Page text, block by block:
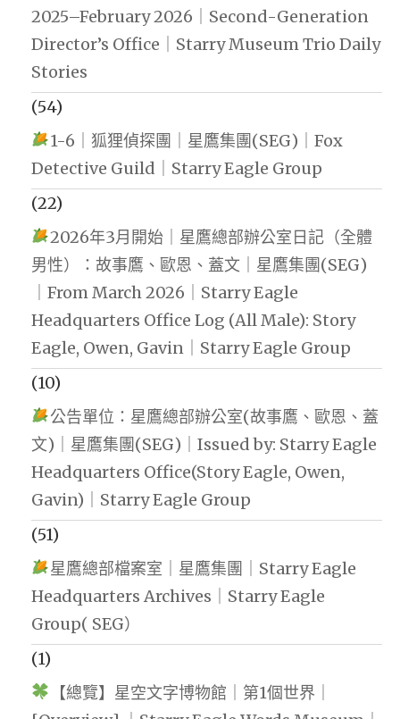
2025–February 2026｜Second-Generation
Director’s Office｜Starry Museum Trio Daily
Stories
(54)
1-6｜狐狸偵探團｜星鷹集團(SEG)｜Fox
Detective Guild｜Starry Eagle Group
(22)
2026年3月開始｜星鷹總部辦公室日記（全體
男性）：故事鷹、歐恩、蓋文｜星鷹集團(SEG)
｜From March 2026｜Starry Eagle
Headquarters Office Log (All Male): Story
Eagle, Owen, Gavin｜Starry Eagle Group
(10)
公告單位：星鷹總部辦公室(故事鷹、歐恩、蓋
文)｜星鷹集團(SEG)｜Issued by: Starry Eagle
Headquarters Office(Story Eagle, Owen,
Gavin)｜Starry Eagle Group
(51)
星鷹總部檔案室｜星鷹集團｜Starry Eagle
Headquarters Archives｜Starry Eagle
Group( SEG）
(1)
【總覽】星空文字博物館｜第1個世界｜